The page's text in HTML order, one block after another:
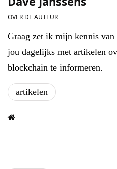
OVER DE AUTEUR
Graag zet ik mijn kennis
jou dagelijks met artikelen
blockchain te informeren.
artikelen